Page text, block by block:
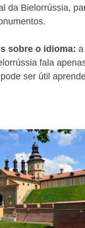
da Bielorrússia,
sobre o idioma:
fala
ser útil